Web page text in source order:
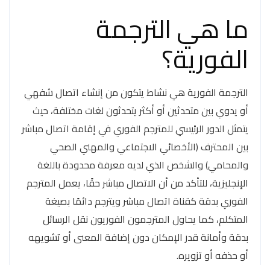
ما هي الترجمة
الفورية؟
الترجمة الفورية هي نشاط يتكون من إنشاء اتصال شفهي
أو يدوي بين متحدثين أو أكثر يتحدثون لغات مختلفة، حيث
يتمثل الدور الرئيسي للمترجم الفوري في إقامة اتصال مباشر
بين المحترف (الأخصائي الاجتماعي والمهني الصحي
والمحامي) والشخص الذي لديه معرفة محدودة باللغة
الإنجليزية، للتأكد من أن الاتصال مباشر حقًا، يعمل المترجم
الفوري بدقة كقناة اتصال مباشر ويترجم دائمًا بصيغة
المتكلم، كما يحاول المترجمون الفوريون نقل الرسائل
بدقة وأمانة قدر الإمكان دون إضافة المعنى أو تشويهه
أو حذفه أو تزويره.